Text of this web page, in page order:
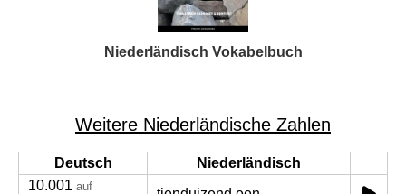
Niederländisch Vokabelbuch
Weitere Niederländische Zahlen
Deutsch
Niederländisch
10.001 auf